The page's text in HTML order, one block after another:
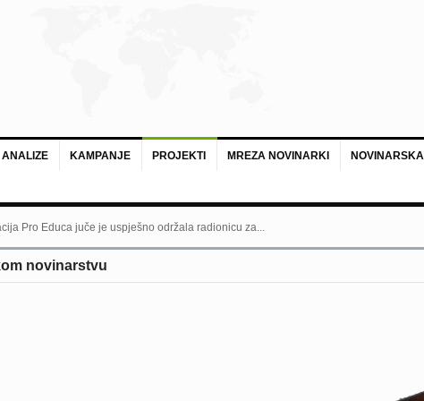
ANALIZE KAMPANJE PROJEKTI MREZA NOVINARKI
Pro Educa juče je uspješno održala radionicu za...
novinarstvu